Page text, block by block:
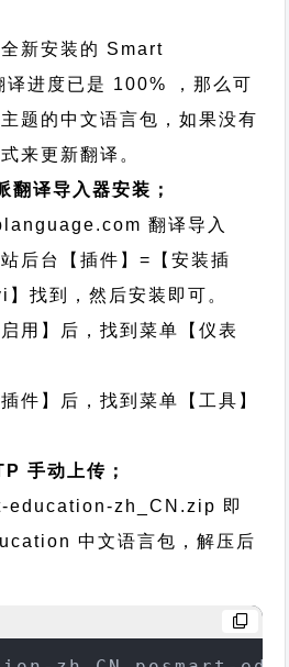
新安装的 Smart
进度已是 100% ，那么可
题的中文语言包，如果没有
来更新翻译。
翻译导入器安装；
翻译导入
后台【插件】=【安装插
找到，然后安装即可。
用】后，找到菜单【仪表
件】后，找到菜单【工具】
手动上传；
education-zh_CN.zip 即
中文语言包，解压后